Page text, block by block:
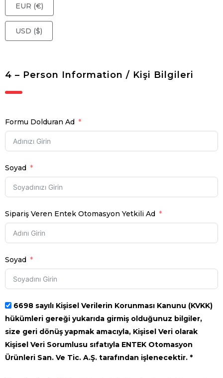
EUR (€)
USD ($)
4 – Person Information / Kişi Bilgileri
Formu Dolduran Ad
Soyad
Sipariş Veren Entek Otomasyon Yetkili Ad
Soyad
6698 sayılı Kişisel Verilerin Korunması Kanunu (KVKK)
hükümleri gereği yukarıda girmiş olduğunuz bilgiler,
size geri dönüş yapmak amacıyla, Kişisel Veri olarak
Kişisel Veri Sorumlusu sıfatıyla ENTEK Otomasyon
Ürünleri San. Ve Tic. A.Ş. tarafından işlenecektir. *